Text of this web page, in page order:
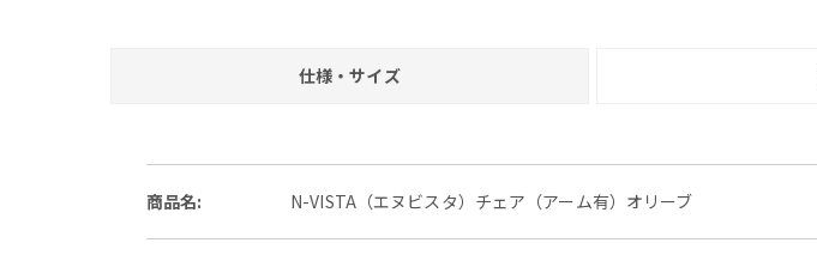
仕様・サイズ
商品名: N-VISTA（エヌビスタ）チェア（アーム有）オリーブ